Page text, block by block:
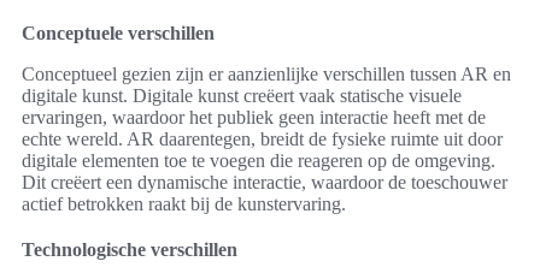
Conceptuele verschillen
Conceptueel gezien zijn er aanzienlijke verschillen tussen AR en
digitale kunst. Digitale kunst creëert vaak statische visuele
ervaringen, waardoor het publiek geen interactie heeft met de
echte wereld. AR daarentegen, breidt de fysieke ruimte uit door
digitale elementen toe te voegen die reageren op de omgeving.
Dit creëert een dynamische interactie, waardoor de toeschouwer
actief betrokken raakt bij de kunstervaring.
Technologische verschillen